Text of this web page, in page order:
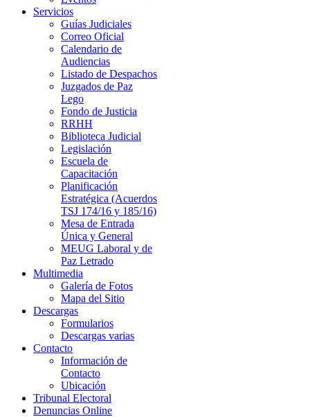
Servicios
Guías Judiciales
Correo Oficial
Calendario de
Audiencias
Listado de Despachos
Juzgados de Paz
Lego
Fondo de Justicia
RRHH
Biblioteca Judicial
Legislación
Escuela de
Capacitación
Planificación
Estratégica (Acuerdos
TSJ 174/16 y 185/16)
Mesa de Entrada
Única y General
MEUG Laboral y de
Paz Letrado
Multimedia
Galería de Fotos
Mapa del Sitio
Descargas
Formularios
Descargas varias
Contacto
Información de
Contacto
Ubicación
Tribunal Electoral
Denuncias Online